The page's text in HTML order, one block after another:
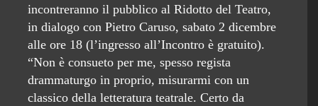
incontreranno il pubblico al Ridotto del Teatro,
in dialogo con Pietro Caruso, sabato 2 dicembre
alle ore 18 (l’ingresso all’Incontro è gratuito).
“Non è consueto per me, spesso regista
drammaturgo in proprio, misurarmi con un
classico della letteratura teatrale. Certo da